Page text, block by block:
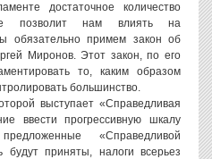
достаточное количество
позволит нам влиять на
обязательно примем закон об
Миронов. Этот закон, по его
то, каким образом
большинство.
выступает «Справедливая
ввести прогрессивную шкалу
«Справедливой
будут приняты, налоги всерьез